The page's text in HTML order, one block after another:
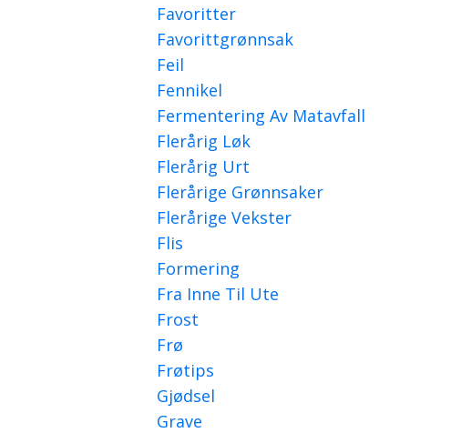
Favoritter
Favorittgrønnsak
Feil
Fennikel
Fermentering Av Matavfall
Flerårig Løk
Flerårig Urt
Flerårige Grønnsaker
Flerårige Vekster
Flis
Formering
Fra Inne Til Ute
Frost
Frø
Frøtips
Gjødsel
Grave